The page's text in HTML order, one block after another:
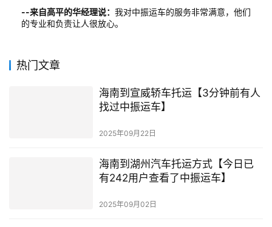
--来自高平的华经理说： 我对中振运车的服务非常满意，他们
的专业和负责让人很放心。
热门文章
海南到宣威轿车托运【3分钟前有人
找过中振运车】
2025年09月22日
海南到湖州汽车托运方式【今日已
有242用户查看了中振运车】
2025年09月02日